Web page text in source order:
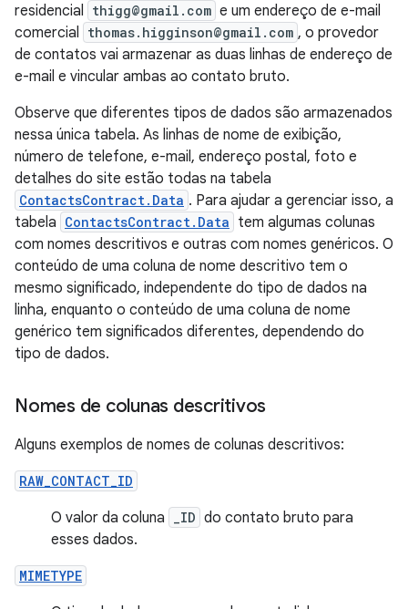
residencial thigg@gmail.com e um endereço de e-mail
comercial thomas.higginson@gmail.com , o provedor
de contatos vai armazenar as duas linhas de endereço de
e-mail e vincular ambas ao contato bruto.
Observe que diferentes tipos de dados são armazenados
nessa única tabela. As linhas de nome de exibição,
número de telefone, e-mail, endereço postal, foto e
detalhes do site estão todas na tabela
ContactsContract.Data . Para ajudar a gerenciar isso, a
tabela ContactsContract.Data tem algumas colunas
com nomes descritivos e outras com nomes genéricos. O
conteúdo de uma coluna de nome descritivo tem o
mesmo significado, independente do tipo de dados na
linha, enquanto o conteúdo de uma coluna de nome
genérico tem significados diferentes, dependendo do
tipo de dados.
Nomes de colunas descritivos
Alguns exemplos de nomes de colunas descritivos:
RAW_CONTACT_ID
O valor da coluna _ID do contato bruto para
esses dados.
MIMETYPE